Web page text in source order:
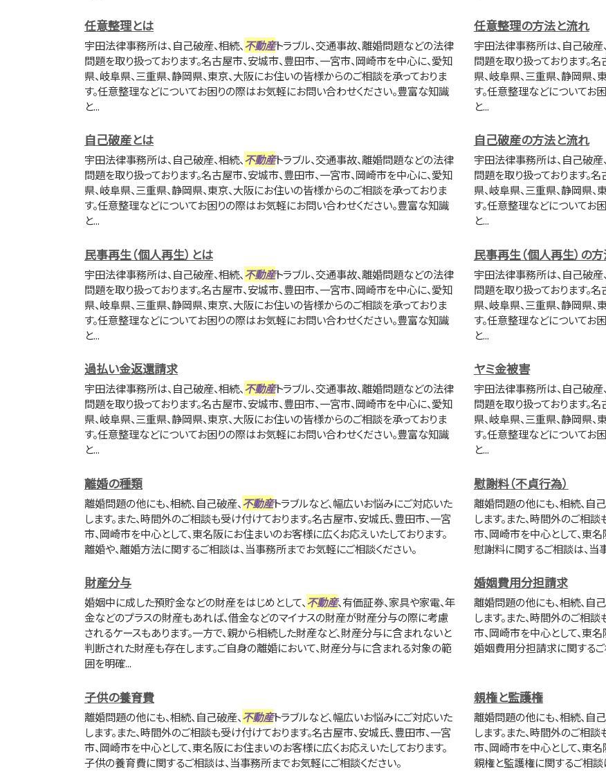
任意整理とは
宇田法律事務所は、自己破産、相続、不動産トラブル、交通事故、離婚問題などの法律
問題を取り扱っております。名古屋市、安城市、豊田市、一宮市、岡崎市を中心に、愛知
県、岐阜県、三重県、静岡県、東京、大阪にお住いの皆様からのご相談を承っておりま
す。任意整理などについてお困りの際はお気軽にお問い合わせください。豊富な知識
と...
任意整理の方法と流れ
宇田法律事務所は、自己破産
問題を取り扱っております。
県、岐阜県、三重県、静岡県
す。任意整理などについてお
と...
自己破産とは
宇田法律事務所は、自己破産、相続、不動産トラブル、交通事故、離婚問題などの法律
問題を取り扱っております。名古屋市、安城市、豊田市、一宮市、岡崎市を中心に、愛知
県、岐阜県、三重県、静岡県、東京、大阪にお住いの皆様からのご相談を承っておりま
す。任意整理などについてお困りの際はお気軽にお問い合わせください。豊富な知識
と...
自己破産の方法と流れ
宇田法律事務所は、自己破産
問題を取り扱っております。
県、岐阜県、三重県、静岡県
す。任意整理などについてお
と...
民事再生（個人再生）とは
宇田法律事務所は、自己破産、相続、不動産トラブル、交通事故、離婚問題などの法律
問題を取り扱っております。名古屋市、安城市、豊田市、一宮市、岡崎市を中心に、愛知
県、岐阜県、三重県、静岡県、東京、大阪にお住いの皆様からのご相談を承っておりま
す。任意整理などについてお困りの際はお気軽にお問い合わせください。豊富な知識
と...
民事再生（個人再生）の
宇田法律事務所は、自己破産
問題を取り扱っております。
県、岐阜県、三重県、静岡県
す。任意整理などについてお
と...
過払い金返還請求
宇田法律事務所は、自己破産、相続、不動産トラブル、交通事故、離婚問題などの法律
問題を取り扱っております。名古屋市、安城市、豊田市、一宮市、岡崎市を中心に、愛知
県、岐阜県、三重県、静岡県、東京、大阪にお住いの皆様からのご相談を承っておりま
す。任意整理などについてお困りの際はお気軽にお問い合わせください。豊富な知識
と...
ヤミ金被害
宇田法律事務所は、自己破産
問題を取り扱っております。
県、岐阜県、三重県、静岡県
す。任意整理などについてお
と...
離婚の種類
離婚問題の他にも、相続、自己破産、不動産トラブルなど、幅広いお悩みにご対応いた
します。また、時間外のご相談も受け付けております。名古屋市、安城氏、豊田市、一宮
市、岡崎市を中心として、東名阪にお住まいのお客様に広くお応えいたしております。
離婚や、離婚方法に関するご相談は、当事務所までお気軽にご相談ください。
慰謝料（不貞行為）
離婚問題の他にも、相続、自己
します。また、時間外のご相
市、岡崎市を中心として、東
慰謝料に関するご相談は、当
財産分与
婚姻中に成した預貯金などの財産をはじめとして、不動産、有価証券、家具や家電、年
金などのプラスの財産もあれば、借金などのマイナスの財産が財産分与の際に考慮
されるケースもあります。一方で、親から相続した財産など、財産分与に含まれないと
判断された財産も存在します。ご自身の離婚において、財産分与に含まれる対象の範
囲を明確...
婚姻費用分担請求
離婚問題の他にも、相続、自己
します。また、時間外のご相
市、岡崎市を中心として、東
婚姻費用分担請求に関するご
子供の養育費
離婚問題の他にも、相続、自己破産、不動産トラブルなど、幅広いお悩みにご対応いた
します。また、時間外のご相談も受け付けております。名古屋市、安城氏、豊田市、一宮
市、岡崎市を中心として、東名阪にお住まいのお客様に広くお応えいたしております。
子供の養育費に関するご相談は、当事務所までお気軽にご相談ください。
親権と監護権
離婚問題の他にも、相続、自己
します。また、時間外のご相
市、岡崎市を中心として、東
親権と監護権に関するご相談